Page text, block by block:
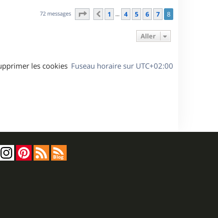
u
72 messages Page sur
Précédent
1 … 4 5 6 7 8
Aller
Fuseau horaire sur UTC+02:00
les cookies